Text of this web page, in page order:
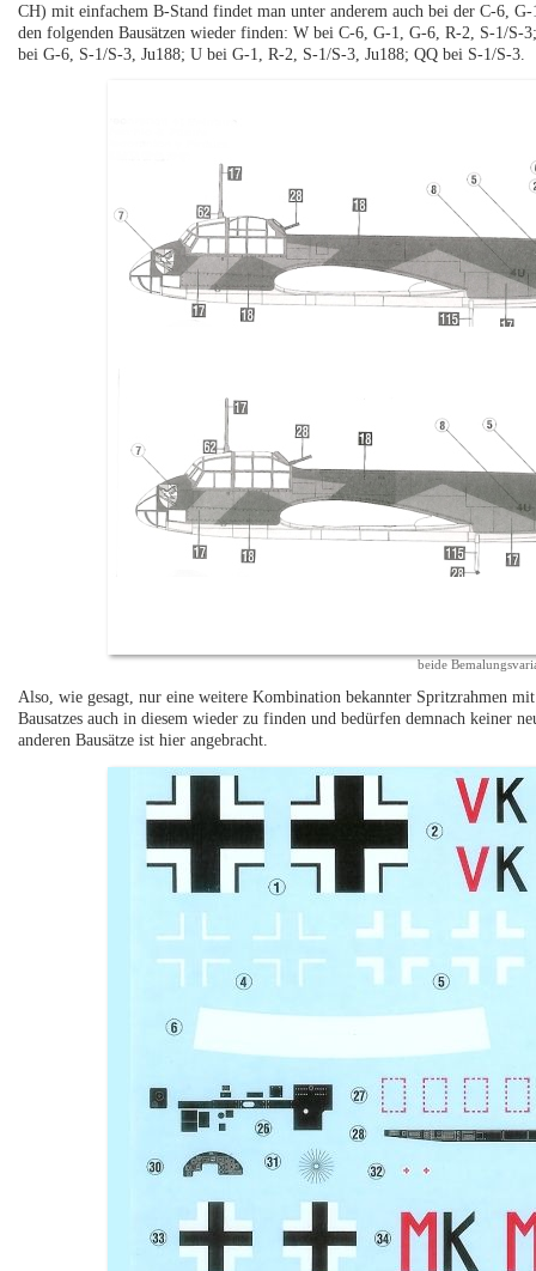
CH) mit einfachem B-Stand findet man unter anderem auch bei der C-6,
den folgenden Bausätzen wieder finden: W bei C-6, G-1, G-6, R-2, S-1/
bei G-6, S-1/S-3, Ju188; U bei G-1, R-2, S-1/S-3, Ju188; QQ bei S-1/S-3.
beide
Also, wie gesagt, nur eine weitere Kombination bekannter Spritzrahmen
Bausatzes auch in diesem wieder zu finden und bedürfen demnach keiner
anderen Bausätze ist hier angebracht.